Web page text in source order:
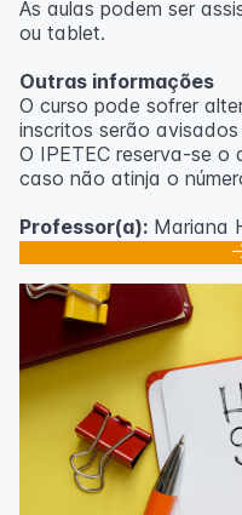
As aulas podem ser
ou tablet.
Outras informações
O curso pode sofrer
inscritos serão
O IPETEC reserva-se o
caso não atinja o
Professor(a): Mariana